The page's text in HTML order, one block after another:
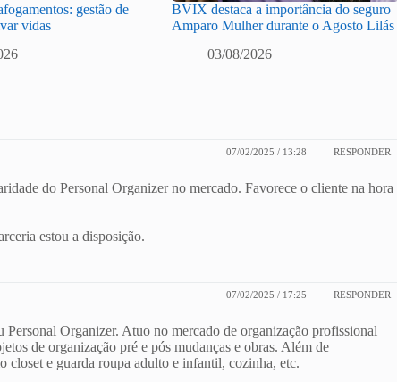
gestão de
vidas
BVIX destaca a importância do seguro
Amparo Mulher durante o Agosto Lilás
03/08/2026
07/02/2025 / 13:28 RESPONDER
do Personal Organizer no mercado. Favorece o cliente na hora
estou a disposição.
07/02/2025 / 17:25 RESPONDER
Personal Organizer. Atuo no mercado de organização profissional
de organização pré e pós mudanças e obras. Além de
closet e guarda roupa adulto e infantil, cozinha, etc.